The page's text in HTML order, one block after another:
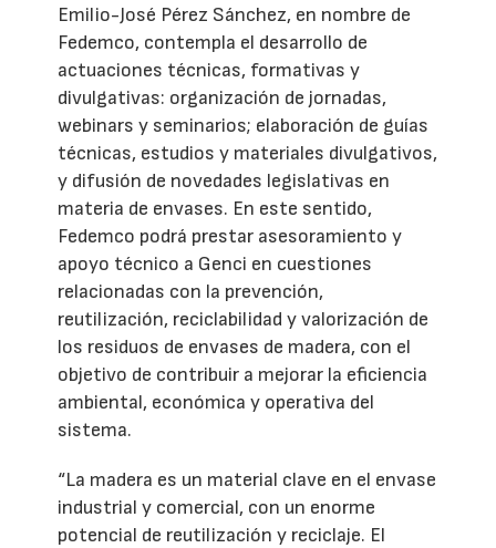
Emilio-José Pérez Sánchez, en nombre de
Fedemco, contempla el desarrollo de
actuaciones técnicas, formativas y
divulgativas: organización de jornadas,
webinars y seminarios; elaboración de guías
técnicas, estudios y materiales divulgativos,
y difusión de novedades legislativas en
materia de envases. En este sentido,
Fedemco podrá prestar asesoramiento y
apoyo técnico a Genci en cuestiones
relacionadas con la prevención,
reutilización, reciclabilidad y valorización de
los residuos de envases de madera, con el
objetivo de contribuir a mejorar la eficiencia
ambiental, económica y operativa del
sistema.
“La madera es un material clave en el envase
industrial y comercial, con un enorme
potencial de reutilización y reciclaje. El